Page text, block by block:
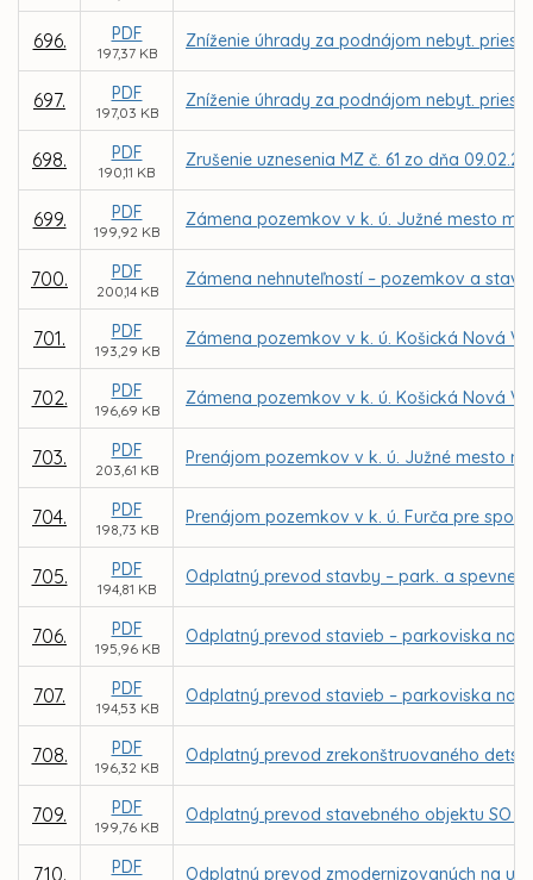
696. PDF
197,37 KB
Zníženie úhrady za podnájom nebyt.
697. PDF
197,03 KB
Zníženie úhrady za podnájom nebyt.
698. PDF
190,11 KB
Zrušenie uznesenia MZ č. 61 zo dňa
699. PDF
199,92 KB
Zámena pozemkov v k. ú. Južné mesto
700. PDF
200,14 KB
Zámena nehnuteľností – pozemkov a
701. PDF
193,29 KB
Zámena pozemkov v k. ú. Košická Nová
702. PDF
196,69 KB
Zámena pozemkov v k. ú. Košická Nová
703. PDF
203,61 KB
Prenájom pozemkov v k. ú. Južné mesto
704. PDF
198,73 KB
Prenájom pozemkov v k. ú. Furča pre
705. PDF
194,81 KB
Odplatný prevod stavby – park. a
706. PDF
195,96 KB
Odplatný prevod stavieb – parkoviska na
707. PDF
194,53 KB
Odplatný prevod stavieb – parkoviska na
708. PDF
196,32 KB
Odplatný prevod zrekonštruovaného
709. PDF
199,76 KB
Odplatný prevod stavebného objektu SO
710. PDF Odplatný prevod zmodernizovaných na ul.